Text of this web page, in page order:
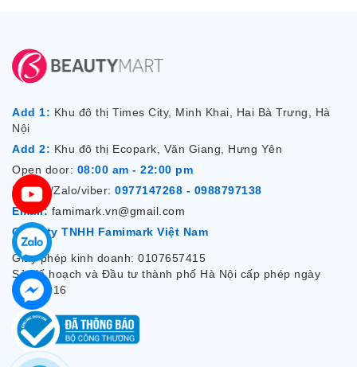
Add 1: Khu đô thị Times City, Minh Khai, Hai Bà Trưng, Hà
Nội
Add 2: Khu đô thị Ecopark, Văn Giang, Hưng Yên
Open door: 08:00 am - 22:00 pm
Hotline/Zalo/viber: 0977147268 - 0988797138
Email: famimark.vn@gmail.com
Công ty TNHH Famimark Việt Nam
Giấy phép kinh doanh: 0107657415
Sở Kế hoạch và Đầu tư thành phố Hà Nội cấp phép ngày
7/12/2016